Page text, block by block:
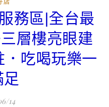
店
務區|全台最
層樓亮眼建
吃喝玩樂一
14